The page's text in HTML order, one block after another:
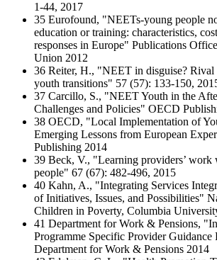
1-44, 2017
35 Eurofound, "NEETs-young people
education or training: characteristics,
responses in Europe" Publications
Union 2012
36 Reiter, H., "NEET in disguise? Rival
youth transitions" 57 (57): 133-150,
37 Carcillo, S., "NEET Youth in the
Challenges and Policies" OECD
38 OECD, "Local Implementation of
Emerging Lessons from European
Publishing 2014
39 Beck, V., "Learning providers’
people" 67 (67): 482-496, 2015
40 Kahn, A., "Integrating Services
of Initiatives, Issues, and Possibilities"
Children in Poverty, Columbia
41 Department for Work & Pensions,
Programme Specific Provider Guidance
Department for Work & Pensions 2014